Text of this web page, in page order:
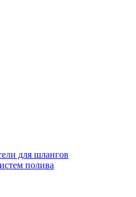
для шлангов
полива